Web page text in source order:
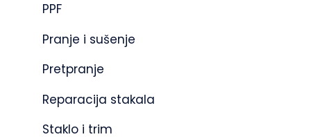
PPF
Pranje i sušenje
Pretpranje
Reparacija stakala
Staklo i trim